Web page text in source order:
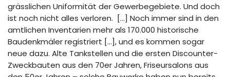
grässlichen Uniformität der Gewerbegebiete. Und doch
ist noch nicht alles verloren. […] Noch immer sind in den
amtlichen Inventarien mehr als 170.000 historische
Baudenkmäler registriert […], und es kommen sogar
neue dazu. Alte Tankstellen und die ersten Discounter-
Zweckbauten aus den 70er Jahren, Friseursalons aus